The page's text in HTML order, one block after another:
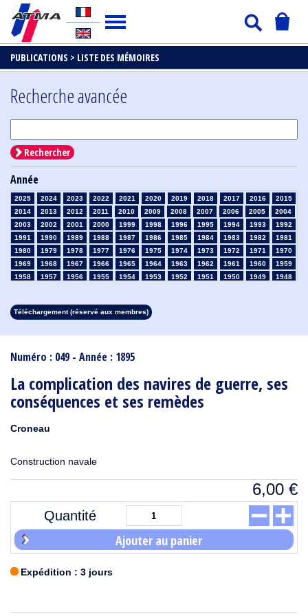
PUBLICATIONS > LISTE DES MÉMOIRES
Numéro : 049 - Année : 1895
La complication des navires de guerre, ses
conséquences et ses remèdes
Croneau
Construction navale
6,00 €
Quantité
Ajouter au panier
Expédition : 3 jours
Recherche avancée
Rechercher
Année
2025 2024 2023 2022 2021 2020 2019 2018 2017 2016
2015
2014
2013 2012 2011 2010 2009 2008 2007 2006 2005
2004
2003
2002 2001 2000 1999 1998 1996 1995 1994 1993
1992
1991
1990 1989 1988 1987 1986 1985 1984 1983 1982
1981
1980
1979 1978 1977 1976 1975 1974 1973 1972 1971
1970
1969
1968 1967 1966 1965 1964 1963 1962 1961 1960
1959
1958
1957 1956 1955 1954 1953 1952 1951 1950 1949
1948
1913
1912 1911 1910 1909 1908
Téléchargement (réservé aux membres)